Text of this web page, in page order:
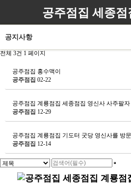
공주점집 세종점
공지사항
전체 3건 1 페이지
공주점집 홍수맥이
공주점집 02-22
공주점집 계룡점집 세종점집 영신사 사주팔자
공주점집 12-29
공주점집 계룡점집 기도터 굿당 영신사를 방
공주점집 12-14